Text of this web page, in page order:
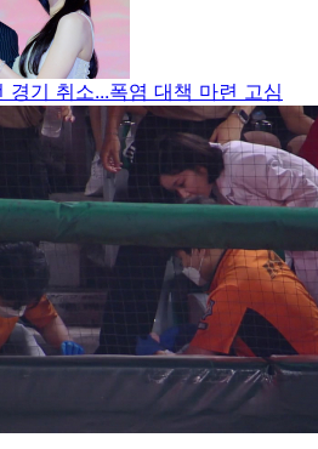
경기 취소...폭염 대책 마련 고심